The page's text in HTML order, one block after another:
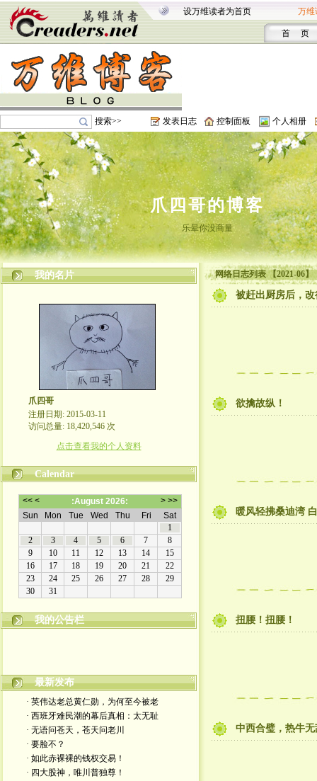
设万维读者为首页 万维
首 页
搜索>> 发表日志 控制面板 个人相册
爪四哥的博客
乐晕你没商量
我的名片
爪四哥
注册日期: 2015-03-11
访问总量: 18,420,546 次
点击查看我的个人资料
Calendar
我的公告栏
嬉笑怒骂皆文章，酸甜苦辣铸人生
最新发布
· 英伟达老总黄仁勋，为何至今被老
· 西班牙难民潮的幕后真相：太无耻
· 无语问苍天，苍天问老川
· 要脸不？
· 如此赤裸裸的钱权交易！
· 四大股神，唯川普独尊！
网络日志列表 【2021-06】
被赶出厨房后，
欲擒故纵！
暖风轻拂桑迪湾
扭腰！扭腰！
中西合璧，热牛无